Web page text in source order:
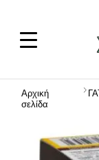
Αρχική
σελίδα